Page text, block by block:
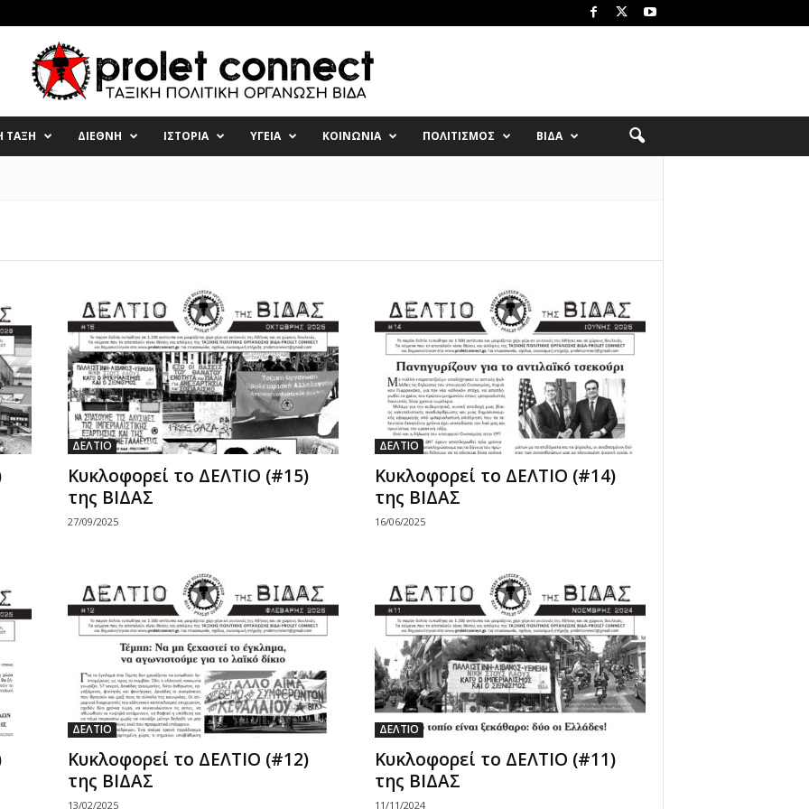
ΤΑΞΗ ΔΙΕΘΝΗ ΙΣΤΟΡΙΑ ΥΓΕΙΑ ΚΟΙΝΩΝΙΑ ΠΟΛΙΤΙΣΜΟΣ ΒΙΔΑ
ΔΕΛΤΙΟ
Κυκλοφορεί το ΔΕΛΤΙΟ (#15)
της ΒΙΔΑΣ
27/09/2025
ΔΕΛΤΙΟ
Κυκλοφορεί το ΔΕΛΤΙΟ (#14)
της ΒΙΔΑΣ
16/06/2025
ΔΕΛΤΙΟ
Κυκλοφορεί το ΔΕΛΤΙΟ (#12)
της ΒΙΔΑΣ
13/02/2025
ΔΕΛΤΙΟ
Κυκλοφορεί το ΔΕΛΤΙΟ (#11)
της ΒΙΔΑΣ
11/11/2024